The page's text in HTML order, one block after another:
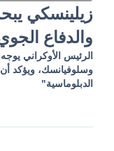
زيلينسكي
والدفاع
الرئيس الأوكراني يوجه
وسلوفيانسك، ويؤكد
الدبلوماسية"